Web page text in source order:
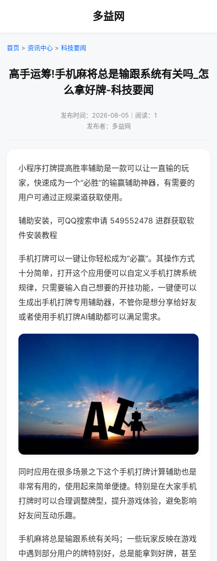
多益网
首页 > 资讯中心 > 科技要闻
高手运筹!手机麻将总是输跟系统有关吗_怎
么拿好牌-科技要闻
发布时间：2026-08-05｜阅读：1
发布者：多益网
小程序打牌提高胜率辅助是一款可以让一直输的玩
家，快速成为一个“必胜”的输赢辅助神器，有需要的
用户可通过正规渠道获取使用。
辅助安装，可QQ搜索申请 549552478 进群获取软
件安装教程
手机打牌可以一键让你轻松成为“必赢”。其操作方式
十分简单，打开这个应用便可以自定义手机打牌系统
规律，只需要输入自己想要的开挂功能，一键便可以
生成出手机打牌专用辅助器，不管你是想分享给好友
或者使用手机打牌AI辅助都可以满足需求。
同时应用在很多场景之下这个手机打牌计算辅助也是
非常有用的，使用起来简单便捷。特别是在大家手机
打牌时可以合理调整牌型，提升游戏体验，避免影响
好友间互动乐趣。
手机麻将总是输跟系统有关吗；一些玩家反映在游戏
中遇到部分用户的牌特别好，总是能拿到好牌，甚至